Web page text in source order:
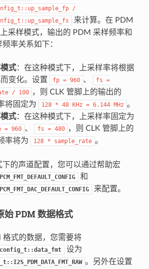
/
来计算。在 PDM
采样模式，输出的 PDM 采样频率和
率关系如下：
式：在这种模式下，上采样率将根据
变化。设置
fp = 960 、 fs =
/ 100 ，则 CLK 管脚上的输出的
将固定为
128 * 48 KHz = 6.144 MHz 。
式：在这种模式下，上采样率固定为
= 960 、 fs = 480 ，则 CLK 管脚上的
率将为
128 * sample_rate 。
下的声道配置，您可以通过帮助宏
和
来配置。
始 PDM 数据格式
格式的数据，您需要将
设为
。另外在设置